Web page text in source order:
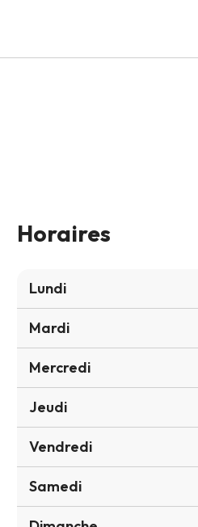
Horaires
Lundi
Mardi
Mercredi
Jeudi
Vendredi
Samedi